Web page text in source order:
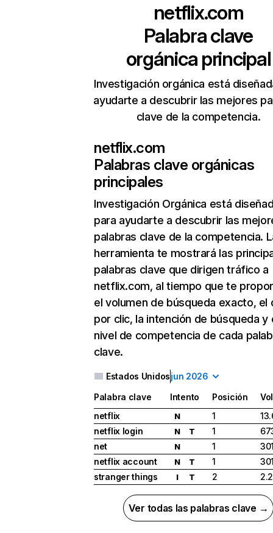
netflix.com
Palabra clave
orgánica principal
Investigación orgánica está
ayudarte a descubrir las mejores
clave de la competencia.
netflix.com
Palabras clave orgánicas
principales
Investigación Orgánica está
para ayudarte a descubrir las
palabras clave de la competencia.
herramienta te mostrará las
palabras clave que dirigen tráfico a
netflix.com, al tiempo que te
el volumen de búsqueda exacto, el
por clic, la intención de búsqueda y
nivel de competencia de cada
clave.
Estados Unidosjun 2026
Palabra clave Intento Posición
netflix
N 1
netflix login
N T 1
net
N 1
netflix account
N T 1
stranger things
I T 2
Ver todas las palabras clave →